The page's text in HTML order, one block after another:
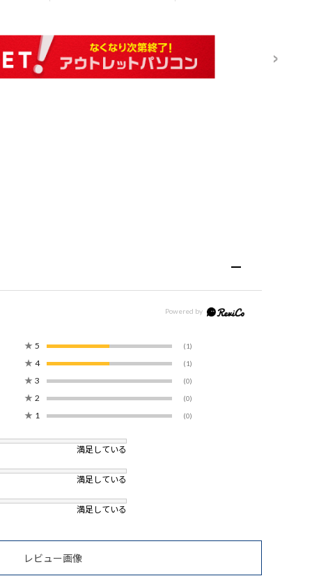
★ 5 (1)
★ 4 (1)
★ 3 (0)
★ 2 (0)
★ 1 (0)
満足している
満足している
満足している
レビュー画像